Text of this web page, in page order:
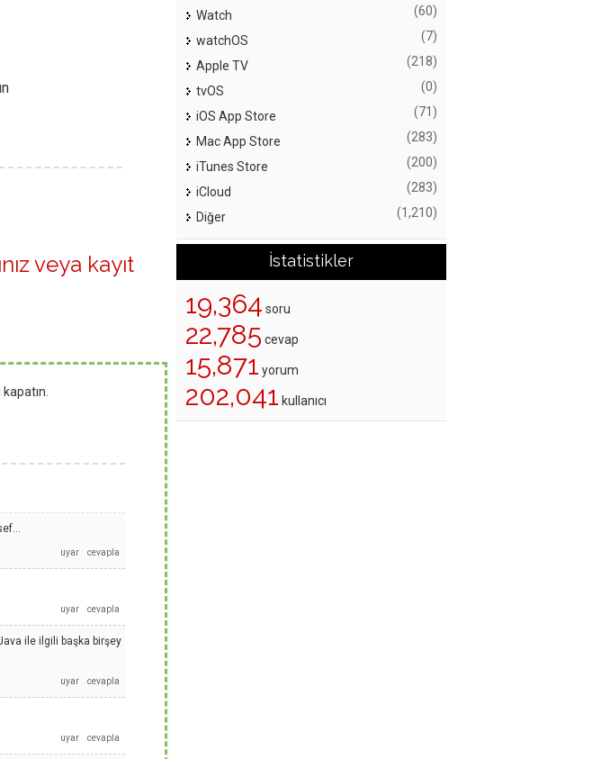
veya kayıt
ile ilgili başka birşey
Watch (60)
watchOS (7)
Apple TV (218)
tvOS (0)
iOS App Store (71)
Mac App Store (283)
iTunes Store (200)
iCloud (283)
Diğer (1,210)
İstatistikler
19,364 soru
22,785 cevap
15,871 yorum
202,041 kullanıcı